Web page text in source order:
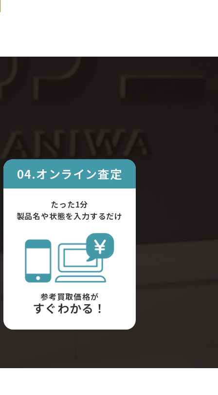
04.オンライン査定
たった1分
製品名や状態を入力するだけ
参考買取価格が
すぐわかる！